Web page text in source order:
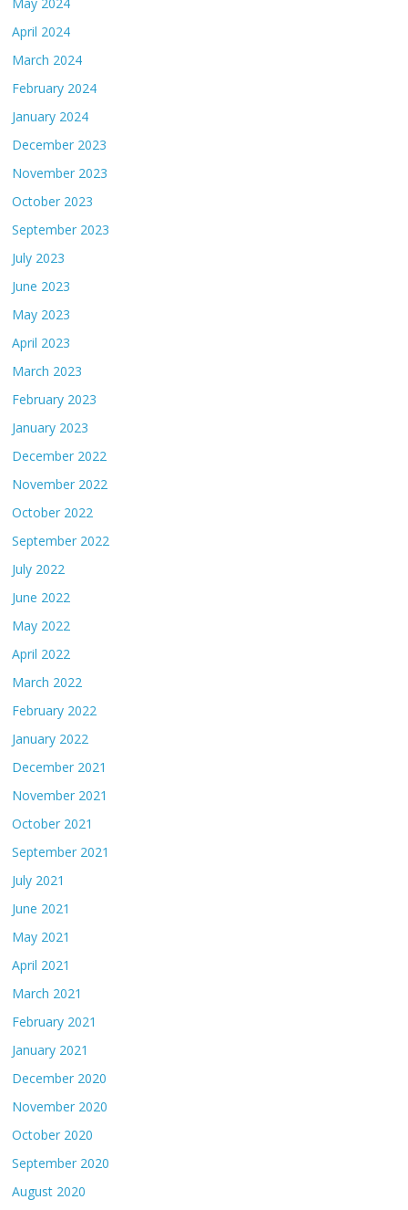
April 2024
March 2024
February 2024
January 2024
December 2023
November 2023
October 2023
September 2023
July 2023
June 2023
May 2023
April 2023
March 2023
February 2023
January 2023
December 2022
November 2022
October 2022
September 2022
July 2022
June 2022
May 2022
April 2022
March 2022
February 2022
January 2022
December 2021
November 2021
October 2021
September 2021
July 2021
June 2021
May 2021
April 2021
March 2021
February 2021
January 2021
December 2020
November 2020
October 2020
September 2020
August 2020